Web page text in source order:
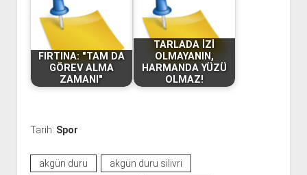
FIRTINA: "TAM DA
GÖREV ALMA
ZAMANI"
TARLADA İZİ
OLMAYANIN,
HARMANDA YÜZÜ
OLMAZ!
Tarih: Spor
akgün duru
akgün duru silivri